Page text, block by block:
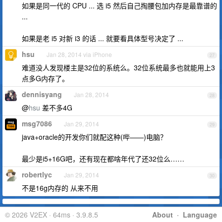
如果是同一代的 CPU ... 选 i5 然后自己掏腰包加内存是最靠谱的
...
如果是老 i5 对新 i3 的话 ... 就要看具体型号决定了 ...
27
hsu Jan 28, 2014 via iPhone
难道没人发现楼主是32位的系统么。32位系统最多也就能用上3
点多G内存了。
28
dennisyang Jan 28, 2014
@hsu 差不多4G
29
msg7086 Jan 29, 2014
java+oracle的开发你们就配这种(哔——)电脑？
最少是i5+16G吧，还有现在都啥年代了还32位么……
30
robertlyc Jan 29, 2014
不是16g内存的 从来不用
About · Language
© 2026 V2EX · 64ms · 3.9.8.5